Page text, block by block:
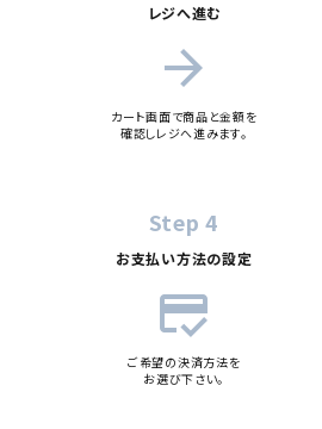
レジへ進む
arrow_forward
カート画面で商品と金額を
確認しレジへ進みます。
Step 4
お支払い方法の設定
credit_score
ご希望の決済方法を
お選び下さい。